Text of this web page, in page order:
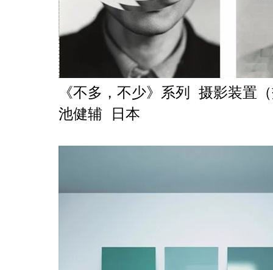
《不多，不少》系列 摄影装置
池健辅 日本